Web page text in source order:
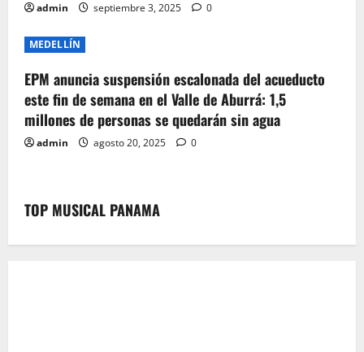
admin septiembre 3, 2025 0
MEDELLÍN
EPM anuncia suspensión escalonada del acueducto
este fin de semana en el Valle de Aburrá: 1,5
millones de personas se quedarán sin agua
admin agosto 20, 2025 0
TOP MUSICAL PANAMA